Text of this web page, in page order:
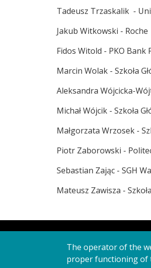
Tadeusz Trzaskalik -
Jakub Witkowski - Roche
Fidos Witold - PKO Bank
Marcin Wolak - Szkoła
Aleksandra Wójcicka-
Michał Wójcik - Szkoła
Małgorzata Wrzosek -
Piotr Zaborowski -
Sebastian Zając - SGH
Mateusz Zawisza -
The operator of the
proper functioning of